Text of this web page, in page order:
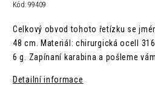
Kód: 99409
Celkový obvod tohoto řetízku se
48 cm.
Materiál: chirurgická ocelI
6 g. Zapínaní karabina a pošleme
Detailní informace